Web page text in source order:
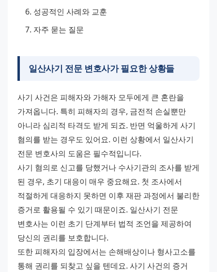
성공적인 사례와 교훈
자주 묻는 질문
일산사기 전문 변호사가 필요한 상황들
사기 사건은 피해자와 가해자 모두에게 큰 혼란을
가져옵니다. 특히 피해자의 경우, 금전적 손실뿐만
아니라 심리적 타격도 받게 되죠. 반면 억울하게 사기
혐의를 받는 경우도 있어요. 이런 상황에서 일산사기
전문 변호사의 도움은 필수적입니다.
사기 혐의로 신고를 당했거나 수사기관의 조사를 받게
된 경우, 초기 대응이 매우 중요해요. 첫 조사에서
적절하게 대응하지 못하면 이후 재판 과정에서 불리한
증거로 활용될 수 있기 때문이죠. 일산사기 전문
변호사는 이런 초기 단계부터 법적 조언을 제공하여
당신의 권리를 보호합니다.
또한 피해자의 입장에서는 손해배상이나 형사고소를
통해 권리를 되찾고 싶을 텐데요. 사기 사건의 증거